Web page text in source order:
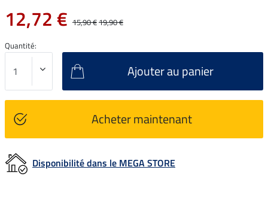
12,72 € 15,90 €19,90 €
Quantité:
Ajouter au panier
Acheter maintenant
Disponibilité dans le MEGA STORE